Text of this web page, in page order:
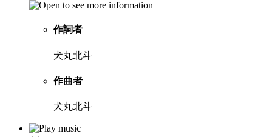
作詞者
犬丸北斗
作曲者
犬丸北斗